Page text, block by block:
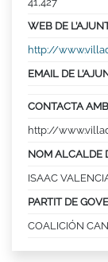
WEB DE
http://
EMAIL DE
CONTACTA
http://
NOM ALCALDE
ISAAC
PARTIT DE
COALICIÓN